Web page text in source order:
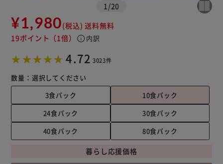
1 /20
¥1,980(税込) 送料無料
19ポイント （1倍） info 内訳
4.72 3023件
数量： 選択してください
3食パック
10食パック
24食パック
30食パック
40食パック
80食パック
暮らし応援価格